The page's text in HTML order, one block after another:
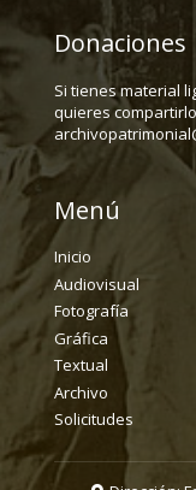
Donaciones
Si tienes material
quieres
Menú
Inicio
Audiovisual
Fotografía
Gráfica
Textual
Archivo
Solicitudes